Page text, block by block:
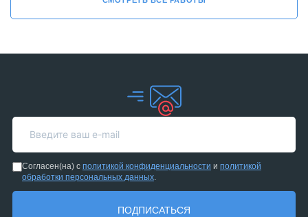
Согласен(на) с политикой конфиденциальности и политикой
обработки персональных данных
ПОДПИСАТЬСЯ